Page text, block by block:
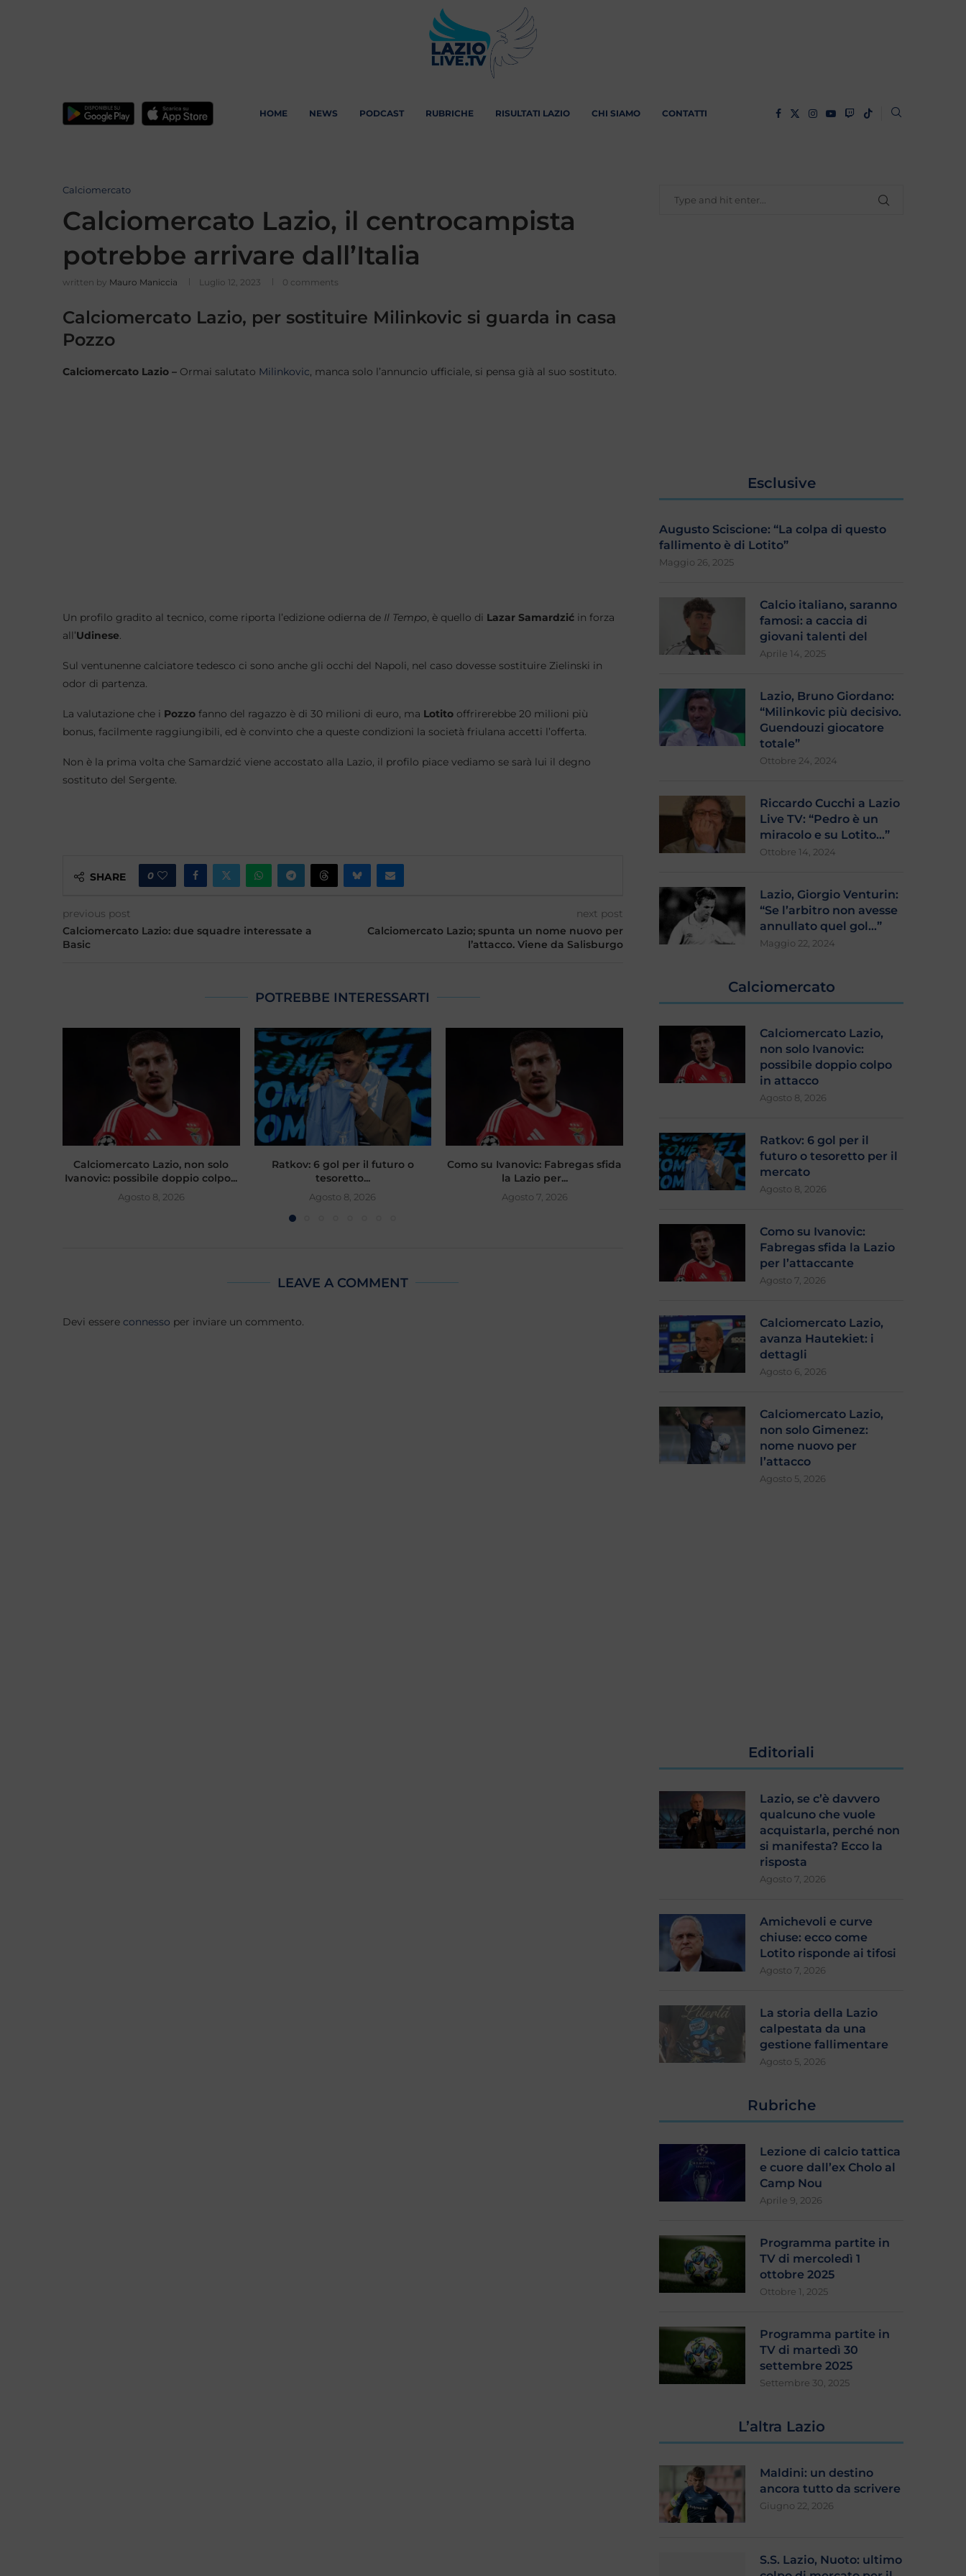
HOME NEWS PODCAST RUBRICHE RISULTATI LAZIO CHI SIAMO CONTATTI
Calciomercato
Calciomercato Lazio, il centrocampista
potrebbe arrivare dall’Italia
written by Mauro Maniccia Luglio 12, 2023 0 comments
Calciomercato Lazio, per sostituire Milinkovic si guarda in casa
Pozzo
Calciomercato Lazio – Ormai salutato Milinkovic, manca solo l’annuncio ufficiale, si pensa già al suo sostituto.
Un profilo gradito al tecnico, come riporta l’edizione odierna de Il Tempo, è quello di Lazar Samardzić in forza
all’Udinese.
Sul ventunenne calciatore tedesco ci sono anche gli occhi del Napoli, nel caso dovesse sostituire Zielinski in
odor di partenza.
La valutazione che i Pozzo fanno del ragazzo è di 30 milioni di euro, ma Lotito offrirerebbe 20 milioni più
bonus, facilmente raggiungibili, ed è convinto che a queste condizioni la società friulana accetti l’offerta.
Non è la prima volta che Samardzić viene accostato alla Lazio, il profilo piace vediamo se sarà lui il degno
sostituto del Sergente.
SHARE 0
previous post
Calciomercato Lazio: due squadre interessate a
Basic
next post
Calciomercato Lazio; spunta un nome nuovo per
l’attacco. Viene da Salisburgo
POTREBBE INTERESSARTI
Calciomercato Lazio, non solo
Ivanovic: possibile doppio colpo...
Agosto 8, 2026
Ratkov: 6 gol per il futuro o
tesoretto...
Agosto 8, 2026
Como su Ivanovic: Fabregas sfida
la Lazio per...
Agosto 7, 2026
Calciomercato Lazio, avanza
Hautekiet: i dettagli
Calciomercato Lazio,
LEAVE A COMMENT
Devi essere connesso per inviare un commento.
Esclusive
Augusto Sciscione: “La colpa di questo
fallimento è di Lotito”
Maggio 26, 2025
Calcio italiano, saranno
famosi: a caccia di
giovani talenti del
Aprile 14, 2025
Lazio, Bruno Giordano:
“Milinkovic più decisivo.
Guendouzi giocatore
totale”
Ottobre 24, 2024
Riccardo Cucchi a Lazio
Live TV: “Pedro è un
miracolo e su Lotito…”
Ottobre 14, 2024
Lazio, Giorgio Venturin:
“Se l’arbitro non avesse
annullato quel gol…”
Maggio 22, 2024
Calciomercato
Calciomercato Lazio,
non solo Ivanovic:
possibile doppio colpo
in attacco
Agosto 8, 2026
Ratkov: 6 gol per il
futuro o tesoretto per il
mercato
Agosto 8, 2026
Como su Ivanovic:
Fabregas sfida la Lazio
per l’attaccante
Agosto 7, 2026
Calciomercato Lazio,
avanza Hautekiet: i
dettagli
Agosto 6, 2026
Calciomercato Lazio,
non solo Gimenez:
nome nuovo per
l’attacco
Agosto 5, 2026
Editoriali
Lazio, se c’è davvero
qualcuno che vuole
acquistarla, perché non
si manifesta? Ecco la
risposta
Agosto 7, 2026
Amichevoli e curve
chiuse: ecco come
Lotito risponde ai tifosi
Agosto 7, 2026
La storia della Lazio
calpestata da una
gestione fallimentare
Agosto 5, 2026
Rubriche
Lezione di calcio tattica
e cuore dall’ex Cholo al
Camp Nou
Aprile 9, 2026
Programma partite in
TV di mercoledì 1
ottobre 2025
Ottobre 1, 2025
Programma partite in
TV di martedì 30
settembre 2025
Settembre 30, 2025
L’altra Lazio
Maldini: un destino
ancora tutto da scrivere
Giugno 22, 2026
S.S. Lazio, Nuoto: ultimo